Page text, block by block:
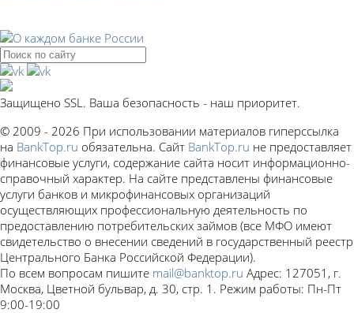
Защищено SSL. Ваша безопасность - наш приоритет.
© 2009 - 2026 При использовании материалов гиперссылка
на BankTop.ru обязательна. Сайт BankTop.ru не предоставляет
финансовые услуги, содержание сайта носит информационно-
справочный характер. На сайте представлены финансовые
услуги банков и микрофинансовых организаций
осуществляющих профессиональную деятельность по
предоставлению потребительских займов (все МФО имеют
свидетельство о внесении сведений в государственный реестр
Центрального Банка Российской Федерации).
По всем вопросам пишите mail@banktop.ru Адрес: 127051, г.
Москва, Цветной бульвар, д. 30, стр. 1. Режим работы: Пн-Пт
9:00-19:00